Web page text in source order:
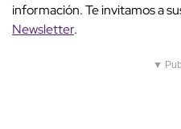
información. Te invitamos a
Newsletter.
▼